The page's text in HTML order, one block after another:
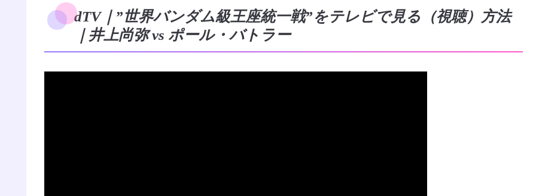
dTV｜”世界バンダム級王座統一戦”をテレビで見る（視聴）方法
｜井上尚弥 vs ポール・バトラー